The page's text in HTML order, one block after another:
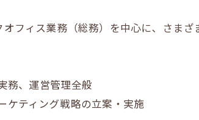
フィス業務（総務）を中心に、さま
務、運営管理全般
ケティング戦略の立案・実施